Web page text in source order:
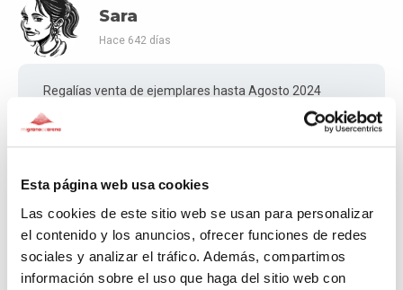
Esta página web usa cookies
Las cookies de este sitio web se usan para personalizar
el contenido y los anuncios, ofrecer funciones de redes
sociales y analizar el tráfico. Además, compartimos
información sobre el uso que haga del sitio web con
Sara
Hace 642 días
Regalías venta de ejemplares hasta Agosto 2024
Sara
Margarita para Manoli